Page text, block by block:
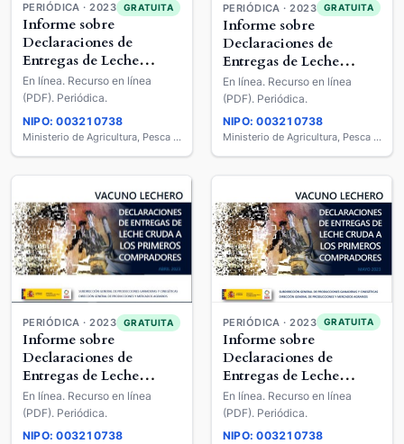
PERIÓDICA · 2023 GRATUITA
Informe sobre
Declaraciones de
Entregas de Leche
Cruda a los Primeros
Compradores : Vacuno
Lechero
En línea. Recurso en línea
(PDF). Periódica.
NIPO: 003210738
Ministerio de Agricultura, Pesca y Alimentación
PERIÓDICA · 2023 GRATUITA
Informe sobre
Declaraciones de
Entregas de Leche
Cruda a los Primeros
Compradores : Vacuno
Lechero
En línea. Recurso en línea
(PDF). Periódica.
NIPO: 003210738
Ministerio de Agricultura, Pesca y Alimentación
PERIÓDICA · 2023 GRATUITA
Informe sobre
Declaraciones de
Entregas de Leche
Cruda a los Primeros
Compradores : Vacuno
Lechero
En línea. Recurso en línea
(PDF). Periódica.
NIPO: 003210738
PERIÓDICA · 2023 GRATUITA
Informe sobre
Declaraciones de
Entregas de Leche
Cruda a los Primeros
Compradores : Vacuno
Lechero
En línea. Recurso en línea
(PDF). Periódica.
NIPO: 003210738